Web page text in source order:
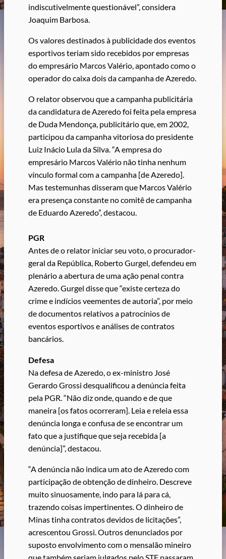
indiscutivelmente questionável”, considera
Joaquim Barbosa.
Os valores destinados à publicidade dos eventos
esportivos teriam sido recebidos por empresas
do empresário Marcos Valério, apontado como o
operador do caixa dois da campanha de Azeredo.
O relator observou que a campanha publicitária
da candidatura de Azeredo foi feita pela empresa
de Duda Mendonça, publicitário que, em 2002,
participou da campanha vitoriosa do presidente
Luiz Inácio Lula da Silva. “A empresa do
empresário Marcos Valério não tinha nenhum
vínculo formal com a campanha [de Azeredo].
Mas testemunhas disseram que Marcos Valério
era presença constante no comitê de campanha
de Eduardo Azeredo”, destacou.
PGR
Antes de o relator iniciar seu voto, o procurador-
geral da República, Roberto Gurgel, defendeu em
plenário a abertura de uma ação penal contra
Azeredo. Gurgel disse que “existe certeza do
crime e indícios veementes de autoria”, por meio
de documentos relativos a patrocínios de
eventos esportivos e análises de contratos
bancários.
Defesa
Na defesa de Azeredo, o ex-ministro José
Gerardo Grossi desqualificou a denúncia feita
pela PGR. “Não diz onde, quando e de que
maneira [os fatos ocorreram]. Leia e releia essa
denúncia longa e confusa de se encontrar um
fato que a justifique que seja recebida [a
denúncia]”, destacou.
“A denúncia não indica um ato de Azeredo com
participação de obtenção de dinheiro. Descreve
muito sinuosamente, indo para lá para cá,
trazendo coisas impertinentes. O dinheiro de
Minas tinha contratos devidos de licitações”,
acrescentou Grossi. Outros denunciados por
suposto envolvimento com o mensalão mineiro